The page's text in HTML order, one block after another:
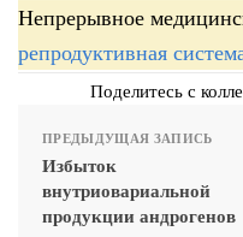
Непрерывное
репродуктивная
Поделитесь с
ПРЕДЫДУЩАЯ ЗАПИСЬ
Избыток
внутриовариальной
продукции андрогенов